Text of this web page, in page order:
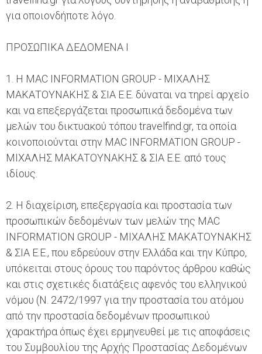
για οποιονδήποτε λόγο.
ΠΡΟΣΩΠΙΚΑ ΔΕΔΟΜΕΝΑ Ι
1. Η MAC INFORMATION GROUP - ΜΙΧΑΛΗΣ
ΜΑΚΑΤΟΥΝΑΚΗΣ & ΣΙΑ Ε.Ε. δύναται να τηρεί αρχείο
και να επεξεργάζεται προσωπικά δεδομένα των
μελών του δικτυακού τόπου travelfind.gr, τα οποία
κοινοποιούνται στην MAC INFORMATION GROUP -
ΜΙΧΑΛΗΣ ΜΑΚΑΤΟΥΝΑΚΗΣ & ΣΙΑ Ε.Ε. από τους
ιδίους.
2. Η διαχείριση, επεξεργασία και προστασία των
προσωπικών δεδομένων των μελών της MAC
INFORMATION GROUP - ΜΙΧΑΛΗΣ ΜΑΚΑΤΟΥΝΑΚΗΣ
& ΣΙΑ Ε.Ε., που εδρεύουν στην Ελλάδα και την Κύπρο,
υπόκειται στους όρους του παρόντος άρθρου καθώς
και στις σχετικές διατάξεις αφενός του ελληνικού
νόμου (Ν. 2472/1997 για την προστασία του ατόμου
από την προστασία δεδομένων προσωπικού
χαρακτήρα όπως έχει ερμηνευθεί με τις αποφάσεις
του Συμβουλίου της Αρχής Προστασίας Δεδομένων